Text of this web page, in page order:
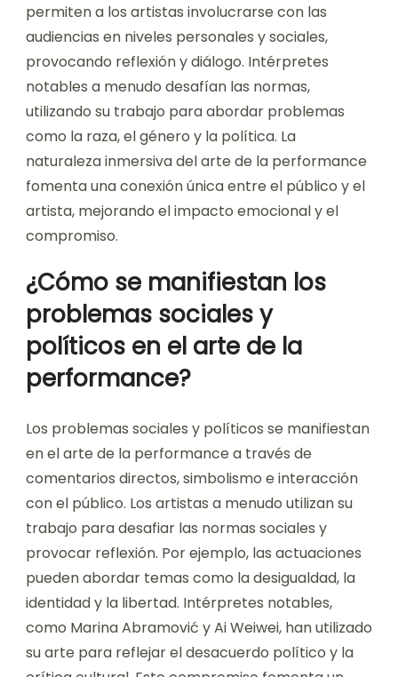
permiten a los artistas involucrarse con las
audiencias en niveles personales y sociales,
provocando reflexión y diálogo. Intérpretes
notables a menudo desafían las normas,
utilizando su trabajo para abordar problemas
como la raza, el género y la política. La
naturaleza inmersiva del arte de la performance
fomenta una conexión única entre el público y el
artista, mejorando el impacto emocional y el
compromiso.
¿Cómo se manifiestan los
problemas sociales y
políticos en el arte de la
performance?
Los problemas sociales y políticos se manifiestan
en el arte de la performance a través de
comentarios directos, simbolismo e interacción
con el público. Los artistas a menudo utilizan su
trabajo para desafiar las normas sociales y
provocar reflexión. Por ejemplo, las actuaciones
pueden abordar temas como la desigualdad, la
identidad y la libertad. Intérpretes notables,
como Marina Abramović y Ai Weiwei, han utilizado
su arte para reflejar el desacuerdo político y la